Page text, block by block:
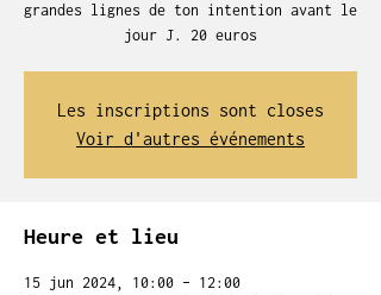
grandes lignes de ton intention avant le
jour J. 20 euros
Les inscriptions sont closes
Voir d'autres événements
Heure et lieu
15 jun 2024, 10:00 – 12:00